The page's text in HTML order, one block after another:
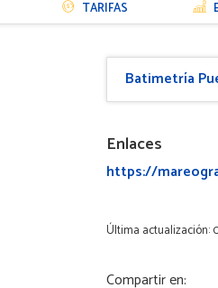
TARIFAS
Batimetría
Enlaces
https://
Última actualización:
Compartir en: